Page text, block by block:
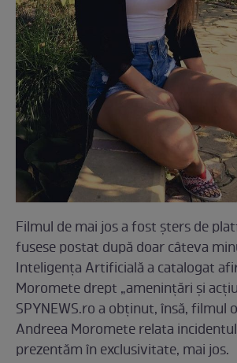
Filmul de mai jos a fost șters de
fusese postat după doar câteva
Inteligența Artificială a catalogat
Moromete drept „amenințări și
SPYNEWS.ro a obținut, însă, filmul
Andreea Moromete relata
prezentăm în exclusivitate, mai jos.